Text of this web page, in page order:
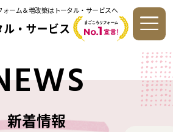
ーム＆増改築はトータル・サービスへ
新着情報